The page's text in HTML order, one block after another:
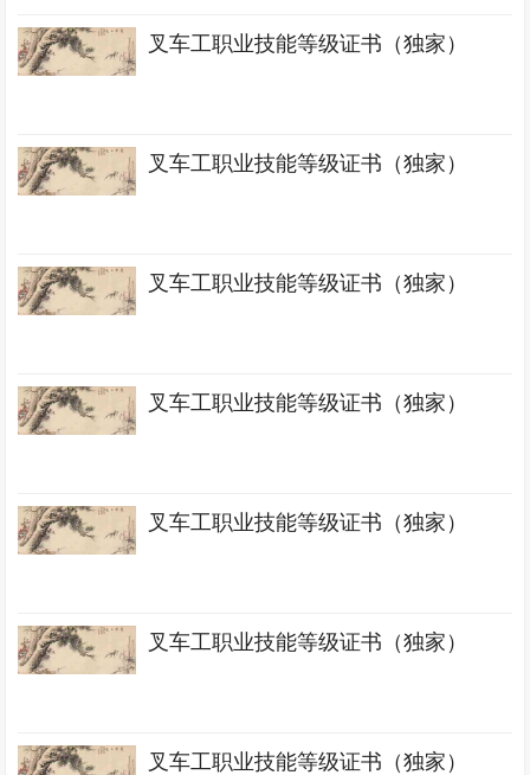
叉车工职业技能等级证书（独家）
叉车工职业技能等级证书（独家）
叉车工职业技能等级证书（独家）
叉车工职业技能等级证书（独家）
叉车工职业技能等级证书（独家）
叉车工职业技能等级证书（独家）
叉车工职业技能等级证书（独家）